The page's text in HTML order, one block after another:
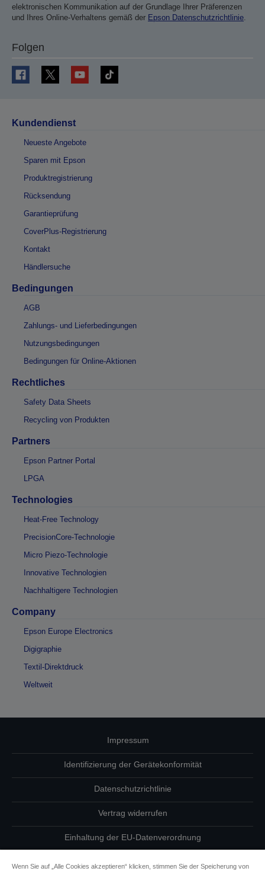
elektronischen Kommunikation auf der Grundlage Ihrer Präferenzen
und Ihres Online-Verhaltens gemäß der Epson Datenschutzrichtlinie
Folgen
Kundendienst
Neueste Angebote
Sparen mit Epson
Produktregistrierung
Rücksendung
Garantieprüfung
CoverPlus-Registrierung
Kontakt
Händlersuche
Bedingungen
AGB
Zahlungs- und Lieferbedingungen
Nutzungsbedingungen
Bedingungen für Online-Aktionen
Rechtliches
Safety Data Sheets
Recycling von Produkten
Partners
Epson Partner Portal
LPGA
Technologies
Heat-Free Technology
PrecisionCore-Technologie
Micro Piezo-Technologie
Innovative Technologien
Nachhaltigere Technologien
Company
Epson Europe Electronics
Digigraphie
Textil-Direktdruck
Weltweit
Impressum
Identifizierung der Gerätekonformität
Datenschutzrichtlinie
Vertrag widerrufen
Einhaltung der EU-Datenverordnung
Wenn Sie auf „Alle Cookies akzeptieren“ klicken, stimmen Sie der Speicherung von